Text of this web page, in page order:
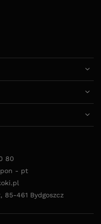
80
- pt
, 85-461 Bydgoszcz